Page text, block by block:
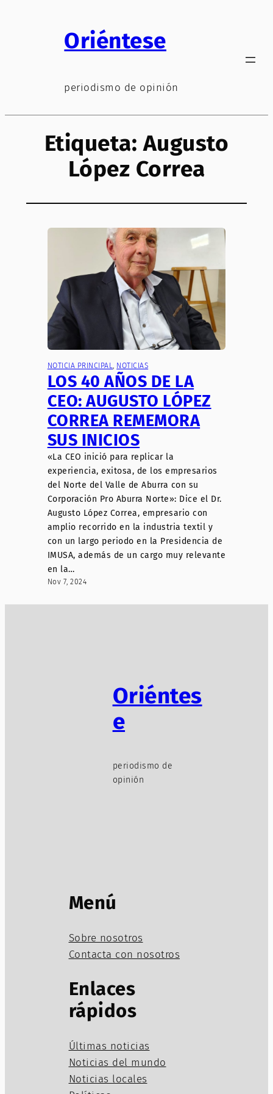
Oriéntese
periodismo de opinión
Etiqueta:Augusto
López Correa
NOTICIA PRINCIPAL, NOTICIAS
LOS 40 AÑOS DE LA
CEO: AUGUSTO LÓPEZ
CORREA REMEMORA
SUS INICIOS
«La CEO inició para replicar la
experiencia, exitosa, de los empresarios
del Norte del Valle de Aburra con su
Corporación Pro Aburra Norte»: Dice el Dr.
Augusto López Correa, empresario con
amplio recorrido en la industria textil y
con un largo periodo en la Presidencia de
IMUSA, además de un cargo muy relevante
en la…
Nov 7, 2024
Oriéntes
e
periodismo de
opinión
Menú
Sobre nosotros
Contacta con nosotros
Enlaces
rápidos
Últimas noticias
Noticias del mundo
Noticias locales